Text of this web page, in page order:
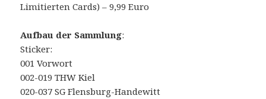
Limitierten Cards) – 9,99 Euro
Aufbau der Sammlung:
Sticker:
001 Vorwort
002-019 THW Kiel
020-037 SG Flensburg-Handewitt